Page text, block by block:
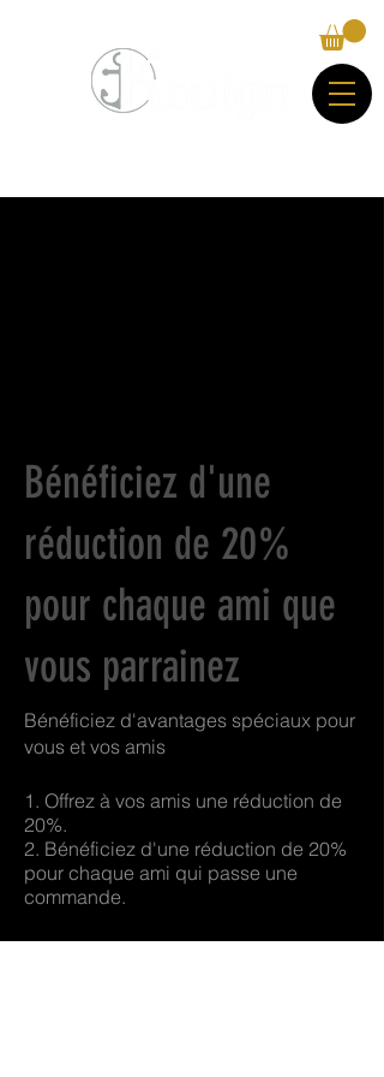
Bénéficiez d'une
réduction de 20%
pour chaque ami que
vous parrainez
Bénéficiez d'avantages spéciaux pour
vous et vos amis
Offrez à vos amis une réduction de
20%.
Bénéficiez d'une réduction de 20%
pour chaque ami qui passe une
commande.